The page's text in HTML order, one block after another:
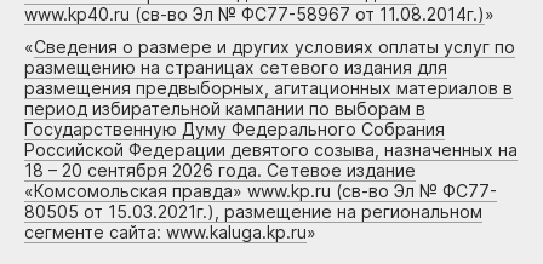
www.kp40.ru (св-во Эл № ФС77-58967 от 11.08.2014г.)»
«Сведения о размере и других условиях оплаты услуг по
размещению на страницах сетевого издания для
размещения предвыборных, агитационных материалов в
период избирательной кампании по выборам в
Государственную Думу Федерального Собрания
Российской Федерации девятого созыва, назначенных на
18 – 20 сентября 2026 года. Сетевое издание
«Комсомольская правда» www.kp.ru (св-во Эл № ФС77-
80505 от 15.03.2021г.), размещение на региональном
сегменте сайта: www.kaluga.kp.ru»